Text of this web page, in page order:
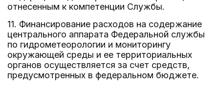
отнесенным к компетенции Службы.
11. Финансирование расходов на содержание
центрального аппарата Федеральной службы
по гидрометеорологии и мониторингу
окружающей среды и ее территориальных
органов осуществляется за счет средств,
предусмотренных в федеральном бюджете.